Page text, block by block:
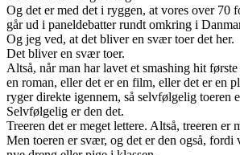
Og det er med det i ryggen, at vores over 70
går ud i paneldebatter rundt omkring i
Og jeg ved, at det bliver en svær toer det her.
Det bliver en svær toer.
Altså, når man har lavet et smashing hit
en roman, eller det er en film, eller det er en
ryger direkte igennem, så selvfølgelig toeren
Selvfølgelig er den det.
Treeren det er meget lettere. Altså, treeren er
Men toeren er svær, og det er den også,